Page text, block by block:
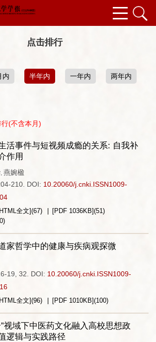
点击排行
内 半年内 一年内 两年内
(不含本月)
活事件与短视频成瘾的关系: 自我补
作用
, 燕婉楹
210. DOI: 10.20060/j.cnki.ISSN1009-
全文](67) [PDF 1036KB](51)
)
家哲学中的健康与疾病观探微
19, 32.
DOI: 10.20060/j.cnki.ISSN1009-
全文](96) [PDF 1010KB](100)
视域下中医药文化融入高校思想政
逻辑与实践路径